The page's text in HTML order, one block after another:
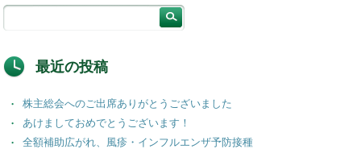
最近の投稿
株主総会へのご出席ありがとうございました
あけましておめでとうございます！
全額補助広がれ、風疹・インフルエンザ予防接種